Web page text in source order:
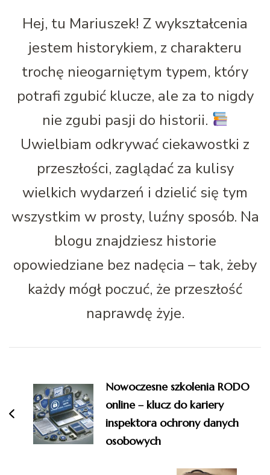
Hej, tu Mariuszek! Z wykształcenia
jestem historykiem, z charakteru
trochę nieogarniętym typem, który
potrafi zgubić klucze, ale za to nigdy
nie zgubi pasji do historii.
Uwielbiam odkrywać ciekawostki z
przeszłości, zaglądać za kulisy
wielkich wydarzeń i dzielić się tym
wszystkim w prosty, luźny sposób. Na
blogu znajdziesz historie
opowiedziane bez nadęcia – tak, żeby
każdy mógł poczuć, że przeszłość
naprawdę żyje.
wpisu
Nowoczesne szkolenia RODO
online – klucz do kariery
inspektora ochrony danych
osobowych